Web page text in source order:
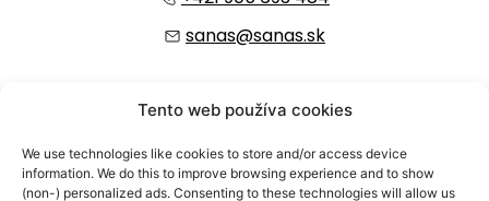
Tento web používa cookies
We use technologies like cookies to store and/or access device
information. We do this to improve browsing experience and to show
(non-) personalized ads. Consenting to these technologies will allow us
sanas@sanas.sk